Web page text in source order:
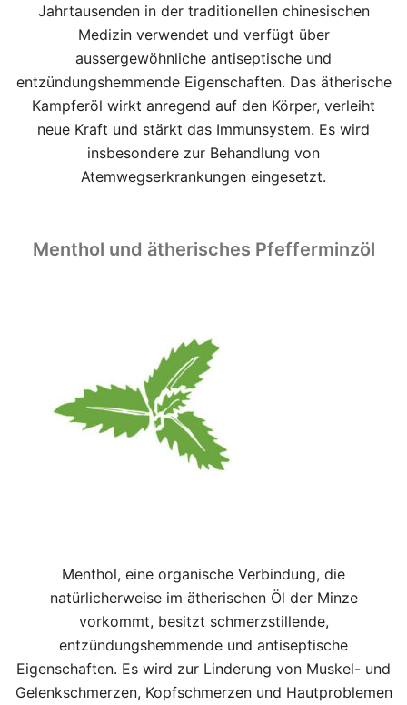
Jahrtausenden in der traditionellen chinesischen
Medizin verwendet und verfügt über
aussergewöhnliche antiseptische und
entzündungshemmende Eigenschaften. Das ätherische
Kampferöl wirkt anregend auf den Körper, verleiht
neue Kraft und stärkt das Immunsystem. Es wird
insbesondere zur Behandlung von
Atemwegserkrankungen eingesetzt.
Menthol und ätherisches Pfefferminzöl
Menthol, eine organische Verbindung, die
natürlicherweise im ätherischen Öl der Minze
vorkommt, besitzt schmerzstillende,
entzündungshemmende und antiseptische
Eigenschaften. Es wird zur Linderung von Muskel- und
Gelenkschmerzen, Kopfschmerzen und Hautproblemen